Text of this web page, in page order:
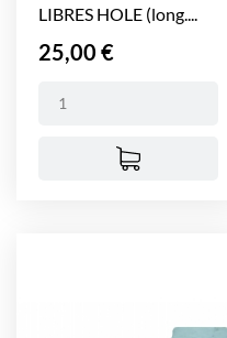
LIBRES HOLE (long....
Prix
25,00 €